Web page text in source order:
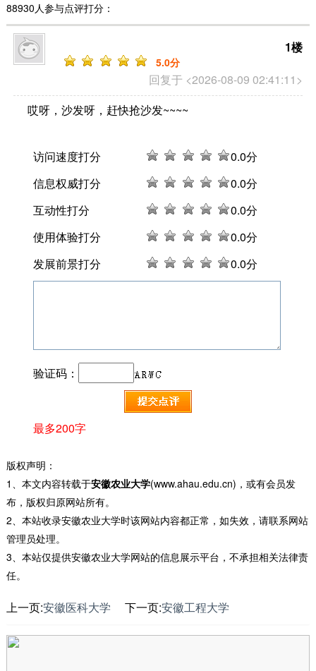
88930人参与点评打分：
回复于 <2026-08-09 02:41:11>
1楼
5.0分
哎呀，沙发呀，赶快抢沙发~~~~
访问速度打分 0.0分
信息权威打分
0.0分
互动性打分
0.0分
使用体验打分
0.0分
发展前景打分
0.0分
验证码：
最多200字
版权声明：
1、本文内容转载于安徽农业大学(www.ahau.edu.cn)，或有会员发
布，版权归原网站所有。
2、本站收录安徽农业大学时该网站内容都正常，如失效，请联系网站
管理员处理。
3、本站仅提供安徽农业大学网站的信息展示平台，不承担相关法律责
任。
上一页:安徽医科大学 下一页:安徽工程大学